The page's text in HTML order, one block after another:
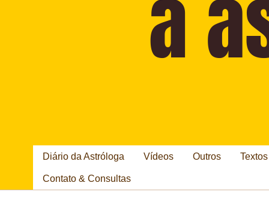
Diário da Astróloga Vídeos Outros
Contato & Consultas